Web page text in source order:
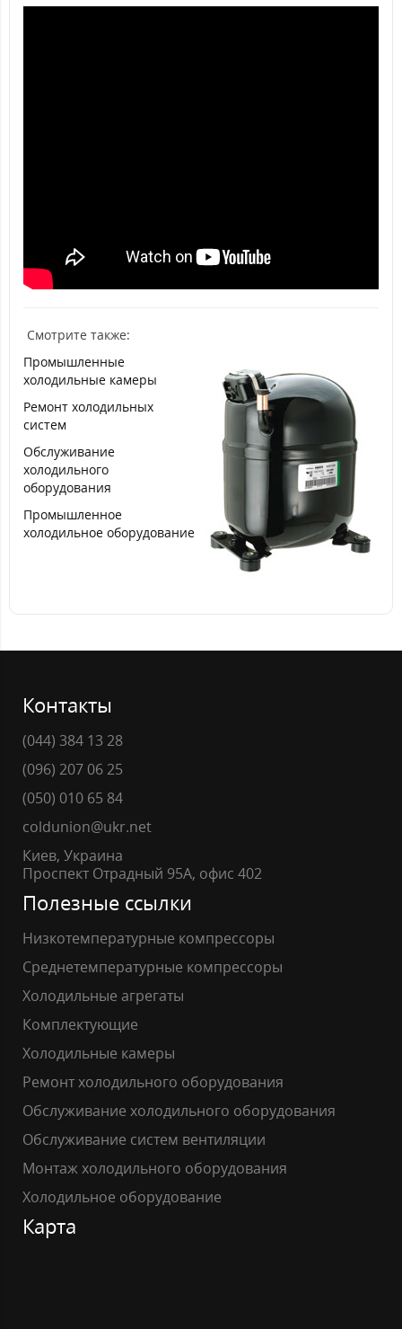
Смотрите также:
Промышленные
холодильные камеры
Ремонт холодильных
систем
Обслуживание
холодильного
оборудования
Промышленное
холодильное оборудование
Контакты
(044) 384 13 28
(096) 207 06 25
(050) 010 65 84
coldunion@ukr.net
Киев, Украина
Проспект Отрадный 95А, офис 402
Полезные ссылки
Низкотемпературные компрессоры
Среднетемпературные компрессоры
Холодильные агрегаты
Комплектующие
Холодильные камеры
Ремонт холодильного оборудования
Обслуживание холодильного оборудования
Обслуживание систем вентиляции
Монтаж холодильного оборудования
Холодильное оборудование
Карта